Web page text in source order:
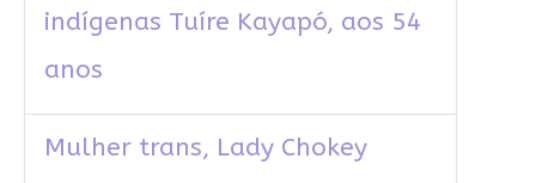
indígenas Tuíre Kayapó, aos 54
anos
Mulher trans, Lady Chokey